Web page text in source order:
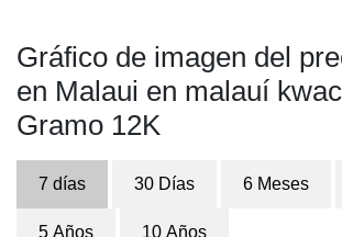
Gráfico de imagen del
en Malaui en malauí
Gramo 12K
7 días 30 Días 6 Meses
5 Años 10 Años